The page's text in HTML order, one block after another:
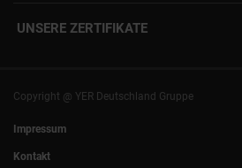
Presse
+49 (0)89 540210-0
Rostock| Berlin
UNSERE ZERTIFIKATE
Copyright @ YER Deutschland Gruppe
Impressum
Kontakt